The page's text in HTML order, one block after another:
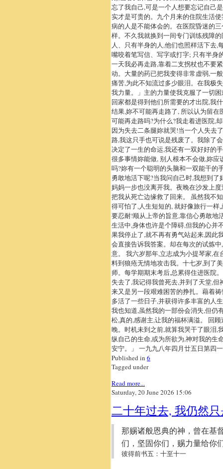
忘了我自己,可是一个人想要忘记自己
实才是可贵的。九个月来的住院生活
病的人是不能体会的。在医院昏迷的
样。不久我就换到一间专门训练残障
人、只有半身的人,他们也照样活下去,
嘴咬着笔写信、写字或打字; 只有半身
一天我必再走路,靠着二支拐杖也不要
动。大量的药已把我变得非常虚弱,一
痛苦,为此不知流过多少眼泪。在我极
我力量。」主的力量使我克服了一切
回家都是得到他们所需要的才出院,我
结果,妳不可能再走路了, 所以认为留
可能再走路吗?为什么?我走着进医院,
因为失去二条腿妳就哭!当一个人失去
路,我这只手也可说是残废了。我除了
决定了一生的命运,我还有一双好好的
很多事情妳能做, 别人根本不会做,妳
吗?妳有一个聪明的头脑和一双能干的
勇敢地活下呢?当我问自己时,我想到
妈妈一步也没离开我。夜晚在沙发上
把我从死亡边缘救了回来。 虽然我不
得可怕了,人生短短的, 就好像旅行一
要忍耐!顺从上帝的旨意,靠信心勇敢地
生活中,身体也许是个障碍,但我的心并
果我停止了,就不再有勇气站起来,因此
会直接告诉我答案。却在每次的试炼
意。 我六岁那年,立志成为小提琴家,
料到狼疮无情地攻击我。十七岁,到了
师。每学期期末考后,总累得住进医院
失去了,我记得我曾死去,并到了天堂,
来又是另一段艰难困苦的挣扎。藉着
多活了一些日子,并获得许多丰富的人
我也知道,虽然我的一部份会消失,但仍
松,真的,感谢主,让我的福杯满溢。 回
晚。时机未到之前,就算我哭干了眼泪,
纵自己的生命,或为所欲为,神对我的生
安宁。」 一九九八年四月廿五日第四
Published in 6
Tagged under
Read more...
Saturday, 20 June 2026 15:06
二十年过去, 我仍然
那赐诸般恩典的神，曾在基
们，坚固你们，赐力量给你
彼得前书五：十至十一